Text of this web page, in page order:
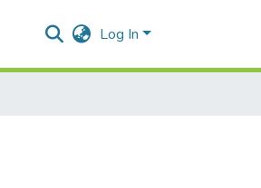
Log In